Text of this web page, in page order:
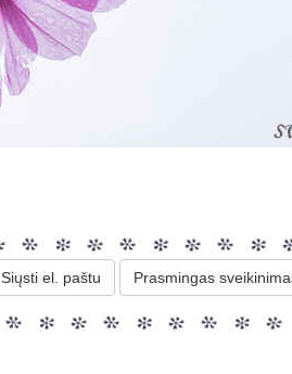
Siųsti el. paštu Prasmingas